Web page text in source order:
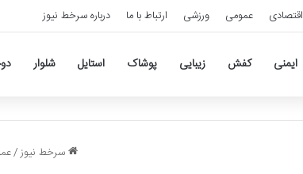
اقتصادی عمومی ورزشی ارتباط با ما درباره سرخط نیوز
ایمنی کفش زیبایی پوشاک استایل شلوار
سرخط نیوز/